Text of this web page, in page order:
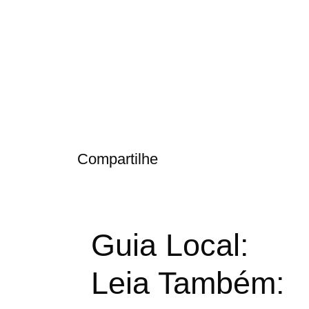
Compartilhe
Guia Local:
Leia Também: